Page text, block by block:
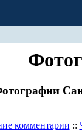
комментарии ::